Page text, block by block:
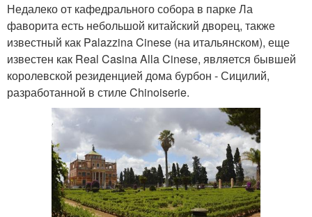
Недалеко от кафедрального собора в парке Ла
фаворита есть небольшой китайский дворец, также
известный как Palazzina Cinese (на итальянском), еще
известен как Real Casina Alla Cinese, является бывшей
королевской резиденцией дома бурбон - Сицилий,
разработанной в стиле Chinoiserie.